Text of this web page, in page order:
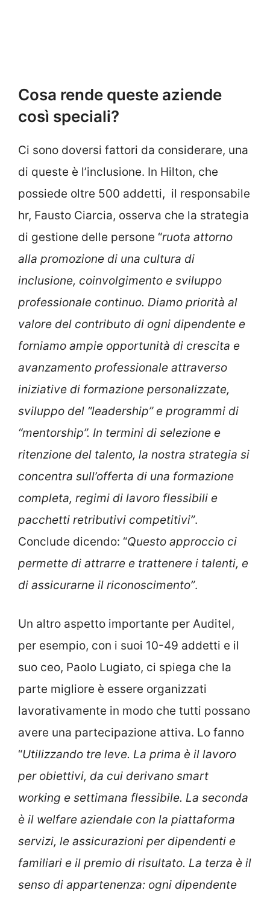
Cosa rende queste aziende
così speciali?
Ci sono doversi fattori da considerare, una
di queste è l’inclusione. In Hilton, che
possiede oltre 500 addetti, il responsabile
hr, Fausto Ciarcia, osserva che la strategia
di gestione delle persone “ruota attorno
alla promozione di una cultura di
inclusione, coinvolgimento e sviluppo
professionale continuo. Diamo priorità al
valore del contributo di ogni dipendente e
forniamo ampie opportunità di crescita e
avanzamento professionale attraverso
iniziative di formazione personalizzate,
sviluppo del “leadership” e programmi di
“mentorship”. In termini di selezione e
ritenzione del talento, la nostra strategia si
concentra sull’offerta di una formazione
completa, regimi di lavoro flessibili e
pacchetti retributivi competitivi”.
Conclude dicendo: “Questo approccio ci
permette di attrarre e trattenere i talenti, e
di assicurarne il riconoscimento”.
Un altro aspetto importante per Auditel,
per esempio, con i suoi 10-49 addetti e il
suo ceo, Paolo Lugiato, ci spiega che la
parte migliore è essere organizzati
lavorativamente in modo che tutti possano
avere una partecipazione attiva. Lo fanno
“Utilizzando tre leve. La prima è il lavoro
per obiettivi, da cui derivano smart
working e settimana flessibile. La seconda
è il welfare aziendale con la piattaforma
servizi, le assicurazioni per dipendenti e
familiari e il premio di risultato. La terza è il
senso di appartenenza: ogni dipendente